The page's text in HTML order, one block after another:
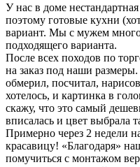
У нас в доме
поэтому готовые кухни
вариант. Мы с мужем
подходящего варианта.
После всех походов по
на заказ под наши
обмерил, посчитал,
хотелось, и картинка в
скажу, что это самый
вписалась и цвет выбрала
Примерно через 2 недели
красавицу! «Благодаря»
помучиться с монтажом